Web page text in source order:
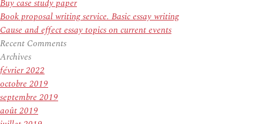
Buy case study paper
Book proposal writing service. Basic essay writing
Cause and effect essay topics on current events
Recent Comments
Archives
février 2022
octobre 2019
septembre 2019
août 2019